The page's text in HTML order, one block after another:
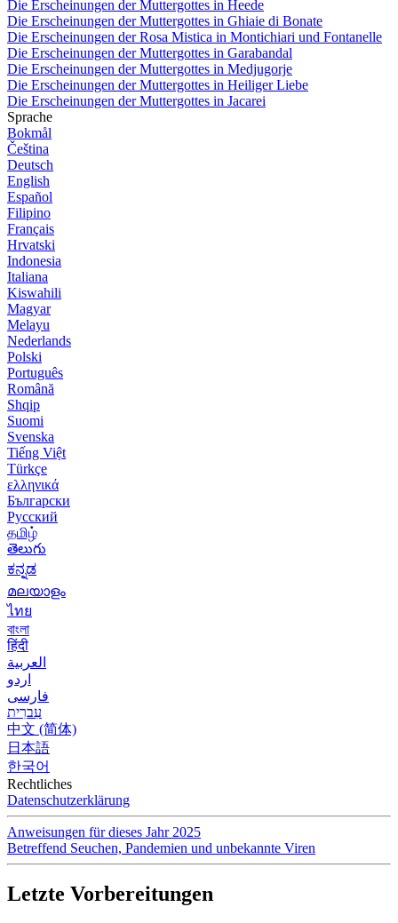
Die Erscheinungen der Muttergottes in Heede
Die Erscheinungen der Muttergottes in Ghiaie di Bonate
Die Erscheinungen der Rosa Mistica in Montichiari und Fontanelle
Die Erscheinungen der Muttergottes in Garabandal
Die Erscheinungen der Muttergottes in Medjugorje
Die Erscheinungen der Muttergottes in Heiliger Liebe
Die Erscheinungen der Muttergottes in Jacarei
Sprache
Bokmål
Čeština
Deutsch
English
Español
Filipino
Français
Hrvatski
Indonesia
Italiana
Kiswahili
Magyar
Melayu
Nederlands
Polski
Português
Română
Shqip
Suomi
Svenska
Tiếng Việt
Türkçe
ελληνικά
Български
Русский
தமிழ்
తెలుగు
ಕನ್ನಡ
മലയാളം
ไทย
বাংলা
हिंदी
العربية
اردو
فارسی
עִברִית
中文 (简体)
日本語
한국어
Rechtliches
Datenschutzerklärung
Anweisungen für dieses Jahr 2025
Betreffend Seuchen, Pandemien und unbekannte Viren
Letzte Vorbereitungen